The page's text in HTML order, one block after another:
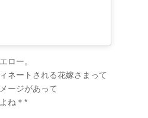
ロー。
ネートされる花嫁さまって
ージがあって
ね＊*